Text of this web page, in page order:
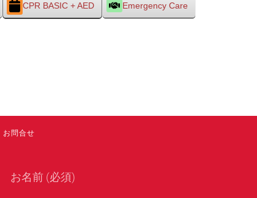
CPR BASIC + AED Emergency Care
お問合せ
お名前 (必須)